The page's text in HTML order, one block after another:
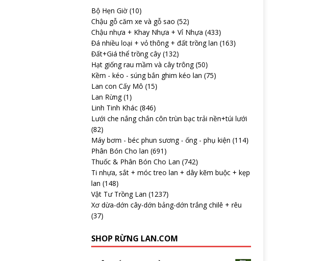
Bộ Hẹn Giờ (10)
Chậu gỗ căm xe và gỗ sao (52)
Chậu nhựa + Khay Nhựa + Vỉ Nhựa (433)
Đá nhiều loại + vỏ thông + đất trồng lan (163)
Đất+Giá thể trồng cây (132)
Hạt giống rau mầm và cây trông (50)
Kềm - kéo - súng bắn ghim kéo lan (75)
Lan con Cấy Mô (15)
Lan Rừng (1)
Linh Tinh Khác (846)
Lưới che nắng chắn côn trùn bạc trải nền+túi lưới
(82)
Máy bơm - béc phun sương - ống - phụ kiện (114)
Phân Bón Cho lan (691)
Thuốc & Phân Bón Cho Lan (742)
Ti nhựa, sắt + móc treo lan + dây kẽm buộc + kẹp
lan (148)
Vật Tư Trồng Lan (1237)
Xơ dừa-dớn cây-dớn bảng-dớn trắng chilê + rêu
(37)
SHOP RỪNG LAN.COM